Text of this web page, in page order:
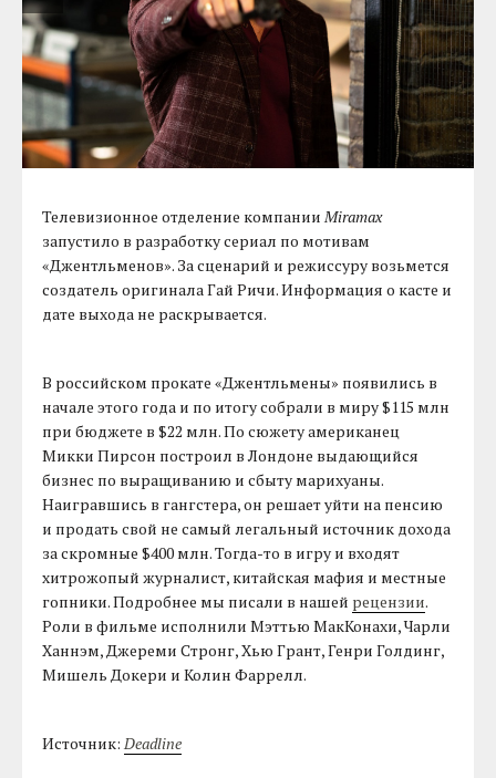
Телевизионное отделение компанииMiramax
запустило в разработку сериал по мотивам
«Джентльменов». За сценарий и режиссуру возьмется
создатель оригинала Гай Ричи. Информация о касте и
дате выхода не раскрывается.
В российском прокате «Джентльмены» появились в
начале этого года и по итогу собрали в миру $115 млн
при бюджете в $22 млн. По сюжету американец
Микки Пирсон построил в Лондоне выдающийся
бизнес по выращиванию и сбыту марихуаны.
Наигравшись в гангстера, он решает уйти на пенсию
и продать свой не самый легальный источник дохода
за скромные $400 млн. Тогда-то в игру и входят
хитрожопый журналист, китайская мафия и местные
гопники. Подробнее мы писали в нашей рецензии.
Роли в фильме исполнили Мэттью МакКонахи, Чарли
Ханнэм, Джереми Стронг, Хью Грант, Генри Голдинг,
Мишель Докери и Колин Фаррелл.
Источник:Deadline